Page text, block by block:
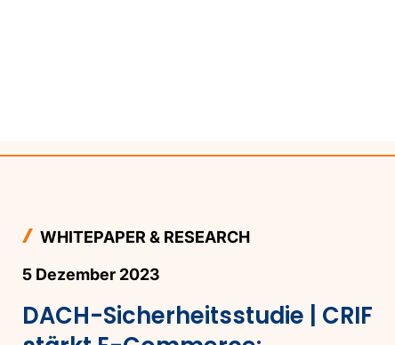
WHITEPAPER & RESEARCH
5 Dezember 2023
DACH-Sicherheitsstudie | CRIF